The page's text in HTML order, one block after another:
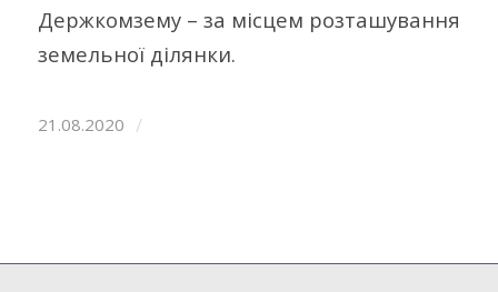
Держкомзему – за місцем розташування
земельної ділянки.
21.08.2020 /